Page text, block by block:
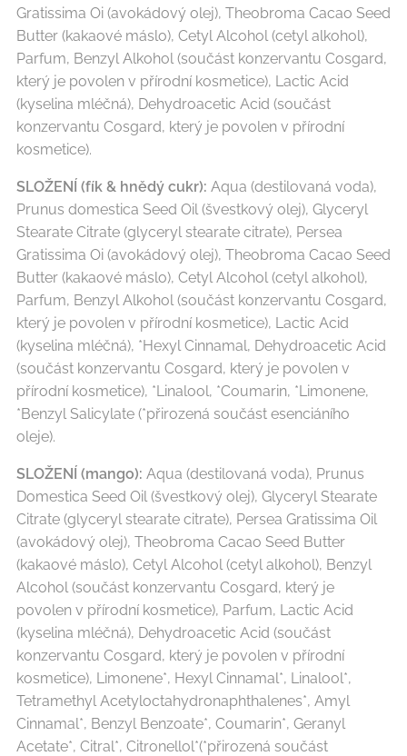
Gratissima Oi (avokádový olej), Theobroma Cacao Seed
Butter (kakaové máslo), Cetyl Alcohol (cetyl alkohol),
Parfum, Benzyl Alkohol (součást konzervantu Cosgard,
který je povolen v přírodní kosmetice), Lactic Acid
(kyselina mléčná), Dehydroacetic Acid (součást
konzervantu Cosgard, který je povolen v přírodní
kosmetice).
SLOŽENÍ (fík & hnědý cukr): Aqua (destilovaná voda),
Prunus domestica Seed Oil (švestkový olej), Glyceryl
Stearate Citrate (glyceryl stearate citrate), Persea
Gratissima Oi (avokádový olej), Theobroma Cacao Seed
Butter (kakaové máslo), Cetyl Alcohol (cetyl alkohol),
Parfum, Benzyl Alkohol (součást konzervantu Cosgard,
který je povolen v přírodní kosmetice), Lactic Acid
(kyselina mléčná), *Hexyl Cinnamal, Dehydroacetic Acid
(součást konzervantu Cosgard, který je povolen v
přírodní kosmetice), *Linalool, *Coumarin, *Limonene,
*Benzyl Salicylate (*přirozená součást esenciáního
oleje).
SLOŽENÍ (mango): Aqua (destilovaná voda), Prunus
Domestica Seed Oil (švestkový olej), Glyceryl Stearate
Citrate (glyceryl stearate citrate), Persea Gratissima Oil
(avokádový olej), Theobroma Cacao Seed Butter
(kakaové máslo), Cetyl Alcohol (cetyl alkohol), Benzyl
Alcohol (součást konzervantu Cosgard, který je
povolen v přírodní kosmetice), Parfum, Lactic Acid
(kyselina mléčná), Dehydroacetic Acid (součást
konzervantu Cosgard, který je povolen v přírodní
kosmetice), Limonene*, Hexyl Cinnamal*, Linalool*,
Tetramethyl Acetyloctahydronaphthalenes*, Amyl
Cinnamal*, Benzyl Benzoate*, Coumarin*, Geranyl
Acetate*, Citral*, Citronellol*(*přirozená součást